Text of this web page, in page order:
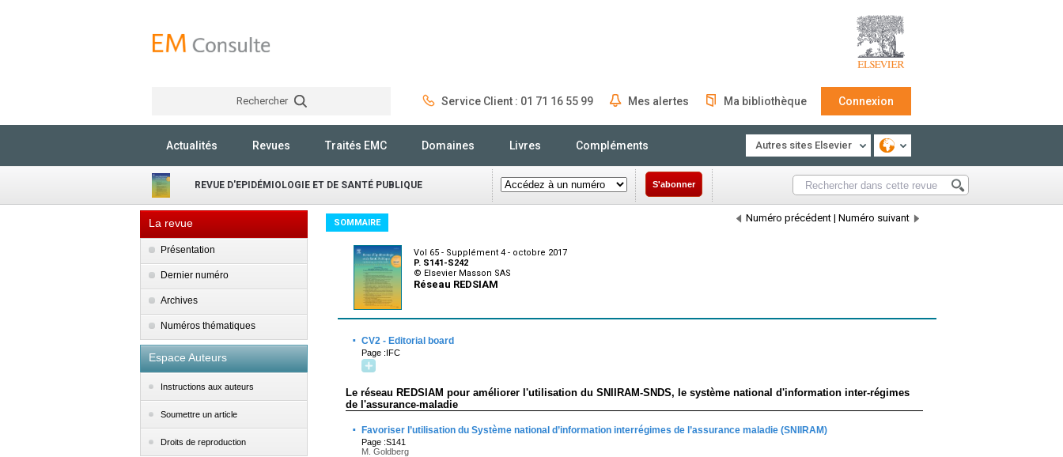
Rechercher Service Client : 01 71 16 55 99 Mes alertes Ma bibliothèque Connexion
Actualités Revues Traités EMC Domaines Livres Compléments Autres sites Elsevier
REVUE D'EPIDÉMIOLOGIE ET DE SANTÉ PUBLIQUE S'abonner
La revue
Présentation
Dernier numéro
Archives
Numéros thématiques
Espace Auteurs
Instructions aux auteurs
Soumettre un article
Droits de reproduction
SOMMAIRE Numéro précédent | Numéro suivant
Vol 65 - Supplément 4 - octobre 2017
P. S141-S242
© Elsevier Masson SAS
Réseau REDSIAM
· CV2 - Editorial board
Page :IFC
Le réseau REDSIAM pour améliorer l'utilisation du SNIIRAM-SNDS, le système national d'information inter-régimes
de l'assurance-maladie
· Favoriser l’utilisation du Système national d’information interrégimes de l’assurance maladie (SNIIRAM)
Page :S141
M. Goldberg